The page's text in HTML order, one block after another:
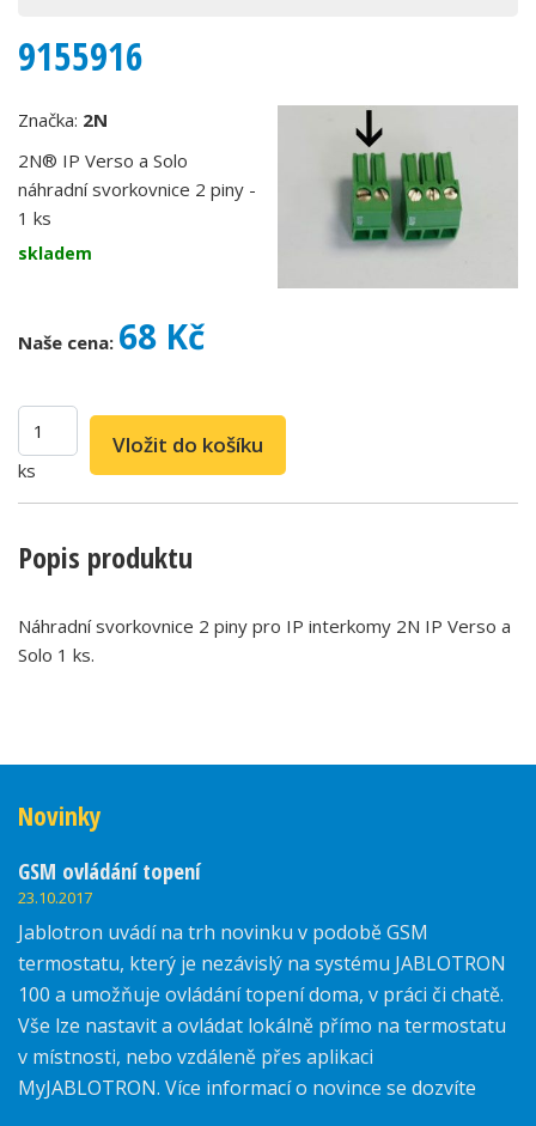
9155916
Značka: 2N
2N® IP Verso a Solo
náhradní svorkovnice 2 piny -
1 ks
skladem
Naše cena: 68 Kč
ks
Popis produktu
Náhradní svorkovnice 2 piny pro IP interkomy 2N IP Verso a
Solo 1 ks.
Novinky
GSM ovládání topení
23.10.2017
Jablotron uvádí na trh novinku v podobě GSM
termostatu, který je nezávislý na systému JABLOTRON
100 a umožňuje ovládání topení doma, v práci či chatě.
Vše lze nastavit a ovládat lokálně přímo na termostatu
v místnosti, nebo vzdáleně přes aplikaci
MyJABLOTRON. Více informací o novince se dozvíte